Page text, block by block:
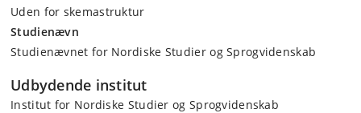
Uden for skemastruktur
Studienævn
Studienævnet for Nordiske Studier og Sprogvidenskab
Udbydende institut
Institut for Nordiske Studier og Sprogvidenskab